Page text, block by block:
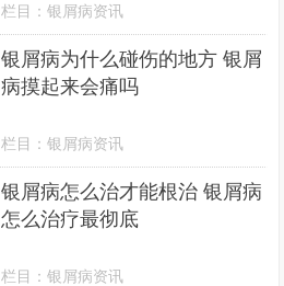
栏目：银屑病资讯
银屑病为什么碰伤的地方 银屑
病摸起来会痛吗
栏目：银屑病资讯
银屑病怎么治才能根治 银屑病
怎么治疗最彻底
栏目：银屑病资讯